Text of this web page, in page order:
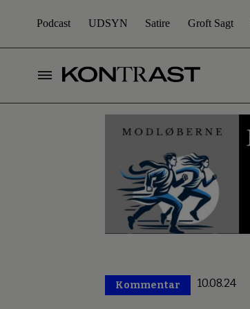
Podcast UDSYN Satire Groft Sagt
Kommentar 10.08.24